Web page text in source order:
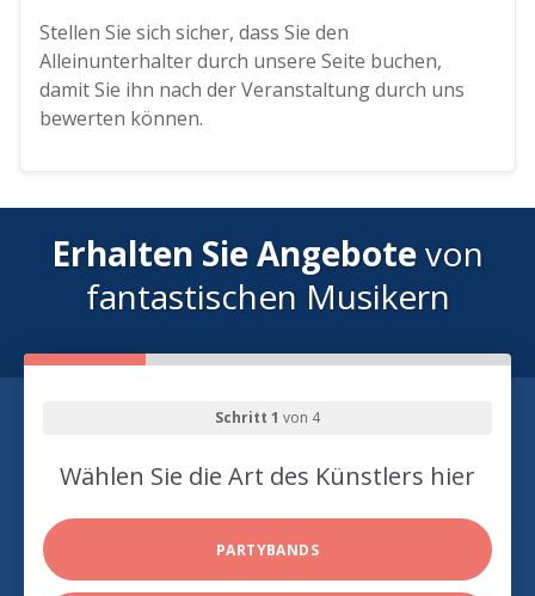
Stellen Sie sich sicher, dass Sie den
Alleinunterhalter durch unsere Seite buchen,
damit Sie ihn nach der Veranstaltung durch uns
bewerten können.
Erhalten Sie Angebotevon
fantastischen Musikern
Schritt 1 von 4
Wählen Sie die Art des Künstlers hier
PARTYBANDS